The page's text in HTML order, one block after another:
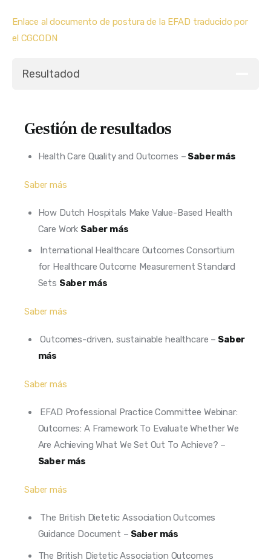
Enlace al documento de postura de la EFAD traducido por
el CGCODN
Resultadod
Gestión de resultados
Health Care Quality and Outcomes – Saber más
Saber más
How Dutch Hospitals Make Value-Based Health
Care Work Saber más
International Healthcare Outcomes Consortium
for Healthcare Outcome Measurement Standard
Sets Saber más
Saber más
Outcomes-driven, sustainable healthcare – Saber
más
Saber más
EFAD Professional Practice Committee Webinar:
Outcomes: A Framework To Evaluate Whether We
Are Achieving What We Set Out To Achieve? –
Saber más
Saber más
The British Dietetic Association Outcomes
Guidance Document – Saber más
The British Dietetic Association Outcomes